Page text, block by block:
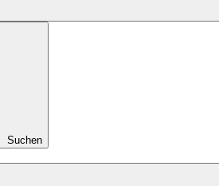
Suchen